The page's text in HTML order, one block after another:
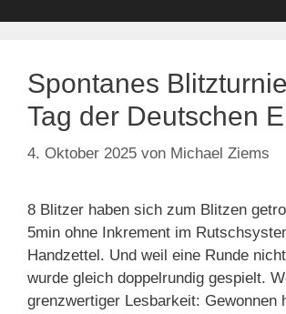
Spontanes
Tag der Deutschen
4. Oktober 2025 von Michael Ziems
8 Blitzer haben sich zum Blitzen
5min ohne Inkrement im
Handzettel. Und weil eine Runde
wurde gleich doppelrundig gespielt.
grenzwertiger Lesbarkeit: Gewonnen